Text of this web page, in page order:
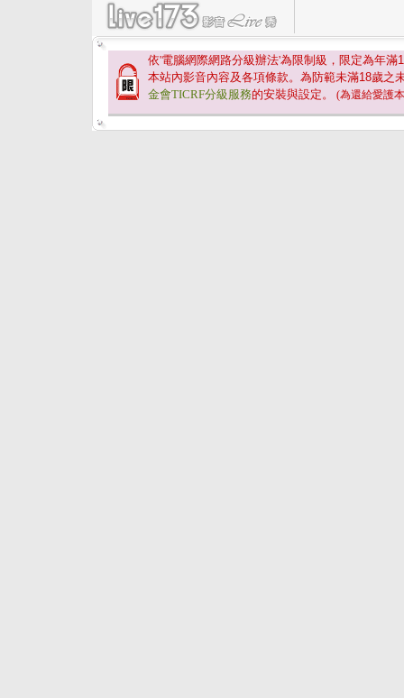
依'電腦網際網路分級辦法'為限制級，限定為年滿
本站內影音內容及各項條款。為防範未滿18歲之
金會TICRF分級服務的安裝與設定。 (為還給愛護